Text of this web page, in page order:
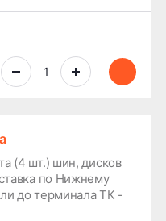
(4 шт.) шин, дисков
по Нижнему
до терминала ТК -